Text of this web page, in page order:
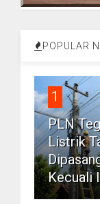
POPULAR
1
PLN
Listrik
Kecuali